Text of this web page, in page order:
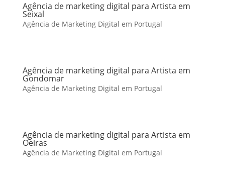
Agência de marketing digital para Artista em
Seixal
Agência de Marketing Digital em Portugal
Agência de marketing digital para Artista em
Gondomar
Agência de Marketing Digital em Portugal
Agência de marketing digital para Artista em
Oeiras
Agência de Marketing Digital em Portugal